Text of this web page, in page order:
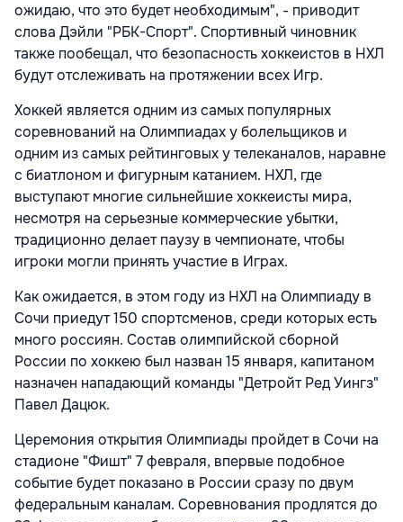
ожидаю, что это будет необходимым", - приводит
слова Дэйли "РБК-Спорт". Спортивный чиновник
также пообещал, что безопасность хоккеистов в НХЛ
будут отслеживать на протяжении всех Игр.
Хоккей является одним из самых популярных
соревнований на Олимпиадах у болельщиков и
одним из самых рейтинговых у телеканалов, наравне
с биатлоном и фигурным катанием. НХЛ, где
выступают многие сильнейшие хоккеисты мира,
несмотря на серьезные коммерческие убытки,
традиционно делает паузу в чемпионате, чтобы
игроки могли принять участие в Играх.
Как ожидается, в этом году из НХЛ на Олимпиаду в
Сочи приедут 150 спортсменов, среди которых есть
много россиян. Состав олимпийской сборной
России по хоккею был назван 15 января, капитаном
назначен нападающий команды "Детройт Ред Уингз"
Павел Дацюк.
Церемония открытия Олимпиады пройдет в Сочи на
стадионе "Фишт" 7 февраля, впервые подобное
событие будет показано в России сразу по двум
федеральным каналам. Соревнования продлятся до